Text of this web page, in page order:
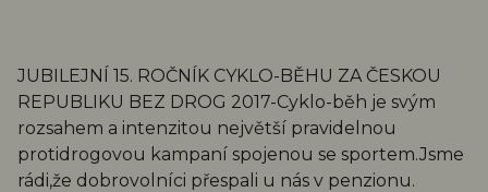
JUBILEJNÍ 15. ROČNÍK CYKLO-BĚHU ZA ČESKOU
REPUBLIKU BEZ DROG 2017-Cyklo-běh je svým
rozsahem a intenzitou největší pravidelnou
protidrogovou kampaní spojenou se sportem.Jsme
rádi,že dobrovolníci přespali u nás v penzionu.